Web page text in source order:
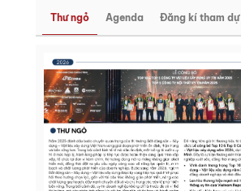
Thư ngỏ Agenda Đăng kí tham dự